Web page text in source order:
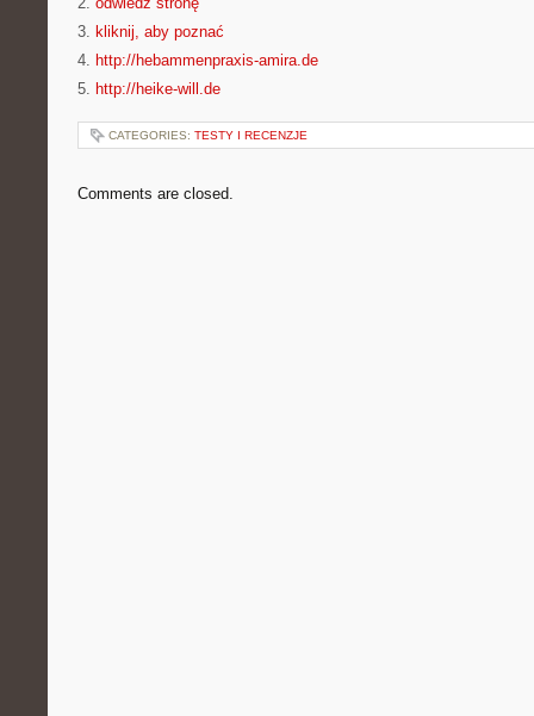
3. kliknij, aby poznać
4. http://hebammenpraxis-amira.de
5. http://heike-will.de
CATEGORIES: TESTY I RECENZJE
Comments are closed.